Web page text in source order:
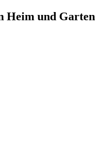
Heim und Garten